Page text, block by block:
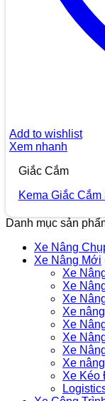
Add to wishlist
Xem nhanh
Giắc Cắm
Kema Giắc
Danh mục sản
Xe Nâng
Xe Nâng Mới
Xe
Xe
Xe
Xe
Xe
Xe
Xe
Xe
Xe Kéo